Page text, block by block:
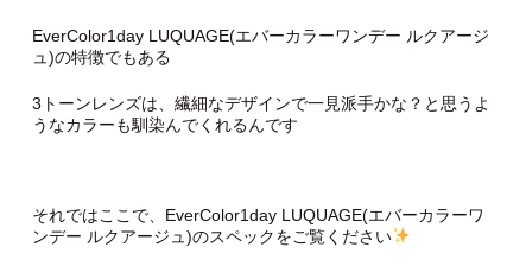
EverColor1day LUQUAGE(エバーカラーワンデー ルクアージ
ュ)の特徴でもある
3トーンレンズは、繊細なデザインで一見派手かな？と思うよ
うなカラーも馴染んでくれるんです
それではここで、EverColor1day LUQUAGE(エバーカラーワ
ンデー ルクアージュ)のスペックをご覧ください